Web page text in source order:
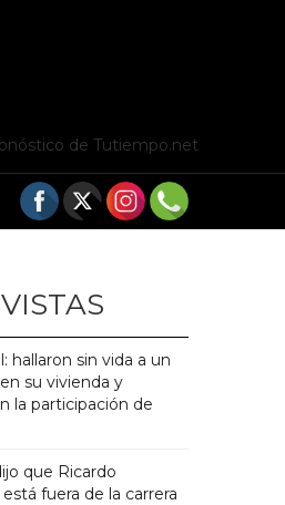
de Tutiempo.net
hallaron sin vida a un
su vivienda y
la participación de
que Ricardo
fuera de la carrera